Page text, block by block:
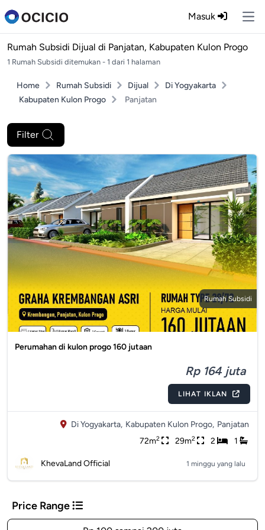
Masuk
Rumah Subsidi Dijual di Panjatan, Kabupaten Kulon Progo
1 Rumah Subsidi ditemukan - 1 dari 1 halaman
Home Rumah Subsidi Dijual
Di Yogyakarta
Kabupaten Kulon Progo
Panjatan
Filter
Rumah Subsidi
Perumahan di kulon progo 160 jutaan
Rp 164 juta
LIHAT IKLAN
Di Yogyakarta, Kabupaten Kulon Progo, Panjatan
72m2 29m2 2 1
KhevaLand Official 1 minggu yang lalu
Price Range